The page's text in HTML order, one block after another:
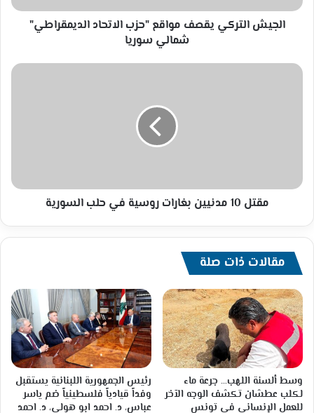
سوريا
الجيش التركي يقصف مواقع "حزب الاتحاد الديمقراطي"
شمالي سوريا
مقتل
مقتل 10 مدنيين بغارات روسية في حلب السورية
مقالات ذات صلة
وسط ألسنة اللهب… جرعة ماء
لكلب عطشان تكشف الوجه الآخر
للعمل الإنساني في تونس
رئيس الجمهورية اللبنانية يستقبل
وفداً قيادياً فلسطينياً ضم ياسر
عباس، د. احمد ابو هولي، د. احمد